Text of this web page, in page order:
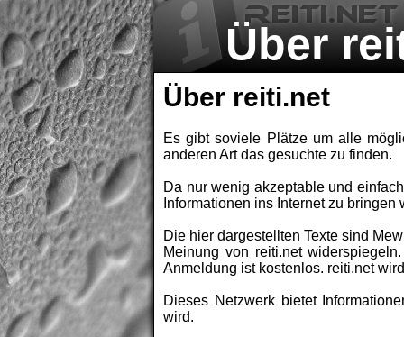
Über
Über reiti.net
Es gibt soviele Plätze um alle
anderen Art das gesuchte zu finden.
Da nur wenig akzeptable und
Informationen ins Internet zu
Die hier dargestellten Texte sind
Meinung von reiti.net
Anmeldung ist kostenlos. reiti.net
Dieses Netzwerk bietet
wird.